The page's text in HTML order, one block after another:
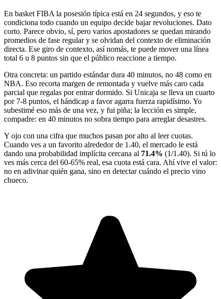
En basket FIBA la posesión típica está en 24 segundos, y eso te
condiciona todo cuando un equipo decide bajar revoluciones. Dato
corto. Parece obvio, sí, pero varios apostadores se quedan mirando
promedios de fase regular y se olvidan del contexto de eliminación
directa. Ese giro de contexto, así nomás, te puede mover una línea
total 6 u 8 puntos sin que el público reaccione a tiempo.
Otra concreta: un partido estándar dura 40 minutos, no 48 como en
NBA. Eso recorta margen de remontada y vuelve más caro cada
parcial que regalas por entrar dormido. Si Unicaja se lleva un cuarto
por 7-8 puntos, el hándicap a favor agarra fuerza rapidísimo. Yo
subestimé eso más de una vez, y fui piña; la lección es simple,
compadre: en 40 minutos no sobra tiempo para arreglar desastres.
Y ojo con una cifra que muchos pasan por alto al leer cuotas.
Cuando ves a un favorito alrededor de 1.40, el mercado le está
dando una probabilidad implícita cercana al 71.4% (1/1.40). Si tú lo
ves más cerca del 60-65% real, esa cuota está cara. Ahí vive el valor:
no en adivinar quién gana, sino en detectar cuándo el precio vino
chueco.